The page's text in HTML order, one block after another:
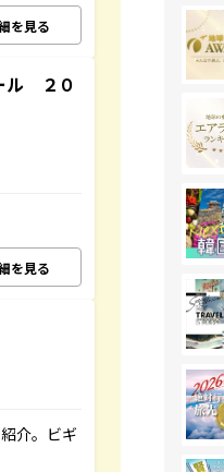
を見る
ル ２０
を見る
介。ビギ